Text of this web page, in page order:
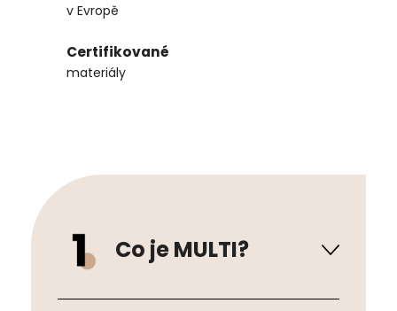
v Evropě
Certifikované
materiály
Co je MULTI?